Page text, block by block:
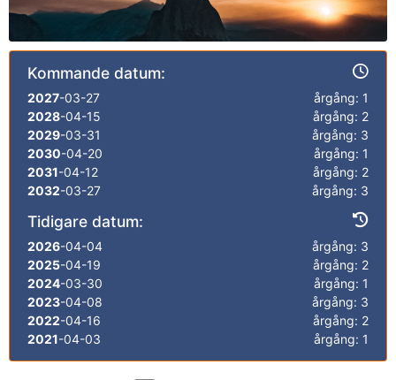
Kommande datum:
2027-03-27
årgång: 1
2028-04-15
årgång: 2
2029-03-31
årgång: 3
2030-04-20
årgång: 1
2031-04-12
årgång: 2
2032-03-27 årgång: 3
Tidigare datum:
2026-04-04
årgång: 3
2025-04-19
årgång: 2
2024-03-30
årgång: 1
2023-04-08
årgång: 3
2022-04-16
årgång: 2
2021-04-03 årgång: 1